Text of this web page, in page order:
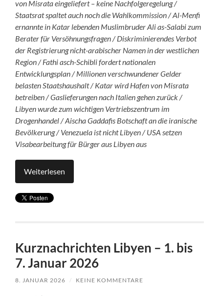
von Misrata eingeliefert – keine Nachfolgeregelung /
Staatsrat spaltet auch noch die Wahlkommission / Al-Menfi
ernannte in Katar lebenden Muslimbruder Ali as-Salabi zum
Berater für Versöhnungsfragen / Diskriminierendes Verbot
der Registrierung nicht-arabischer Namen in der westlichen
Region / Fathi asch-Schibli fordert nationalen
Entwicklungsplan / Millionen verschwundener Gelder
belasten Staatshaushalt / Katar wird Hafen von Misrata
betreiben / Gaslieferungen nach Italien gehen zurück /
Libyen wurde zum wichtigen Vertriebszentrum im
Drogenhandel / Aischa Gaddafis Botschaft an die iranische
Bevölkerung / Venezuela ist nicht Libyen / USA setzen
Visabearbeitung für Bürger aus Libyen aus
Weiterlesen
Kurznachrichten Libyen – 1. bis
7. Januar 2026
8. JANUAR 2026 / KEINE KOMMENTARE